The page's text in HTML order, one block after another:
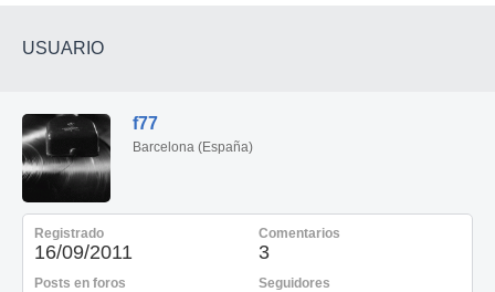
USUARIO
f77
Barcelona (España)
Registrado
16/09/2011
Comentarios
3
Posts en foros Seguidores